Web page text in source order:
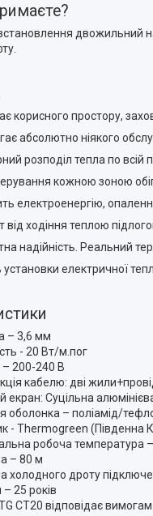
двожильний
корисного простору,
абсолютно ніякого
розподіл тепла по всій
кожною зоною
електроенергію,
від ходіння теплою
надійність. Реальний
установки електричної
– 3,6 мм
- 20 Вт/м.пог
– 200-240 В
кабелю: дві
екран: Суцільна
оболонка – поліамід/
- Thermоgreen (Південна
робоча температура
– 80 м
холодного дроту
– 25 років
CT20 відповідає